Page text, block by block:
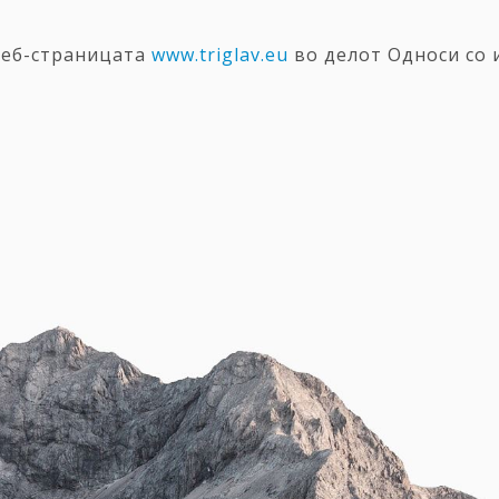
страницата www.triglav.eu во делот Односи со